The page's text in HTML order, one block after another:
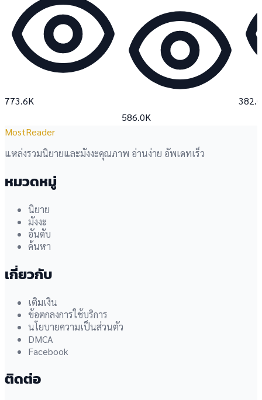
773.6K
586.0K
MostReader
แหล่งรวมนิยายและมังงะคุณภาพ อ่านง่าย อัพเดทเร็ว
หมวดหมู่
นิยาย
มังงะ
อันดับ
ค้นหา
เกี่ยวกับ
เติมเงิน
ข้อตกลงการใช้บริการ
นโยบายความเป็นส่วนตัว
DMCA
Facebook
ติดต่อ